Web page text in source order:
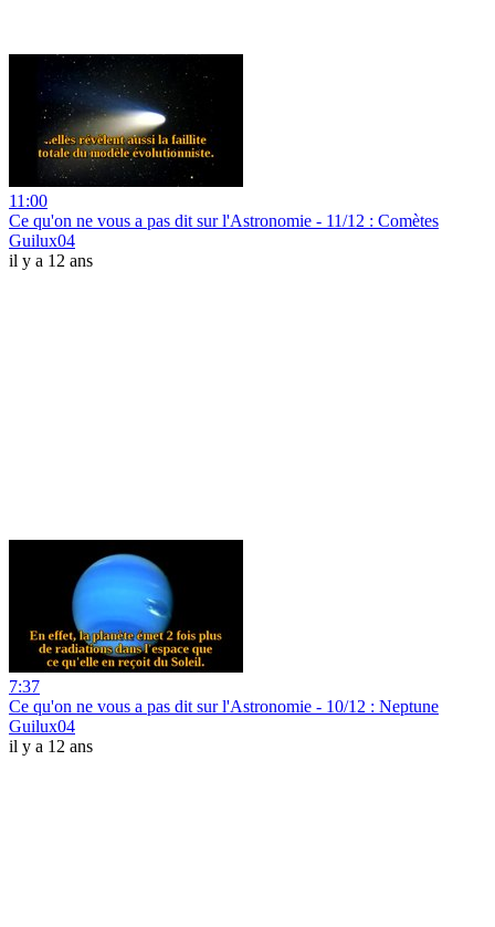
11:00
Ce qu'on ne vous a pas dit sur l'Astronomie - 11/12 : Comètes
Guilux04
il y a 12 ans
7:37
Ce qu'on ne vous a pas dit sur l'Astronomie - 10/12 : Neptune
Guilux04
il y a 12 ans